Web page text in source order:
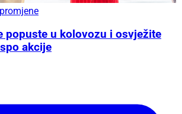
popuste u kolovozu i osvježite
akcije